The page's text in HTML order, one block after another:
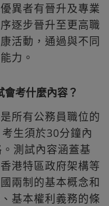
異者有晉升及專業
逐步晉升至更高職
活動，通過與不同
力。
考什麼內容？
所有公務員職位的
生須於30分鐘內
測試內容涵蓋基
港特區政府架構等
兩制的基本概念和
基本權利義務的條